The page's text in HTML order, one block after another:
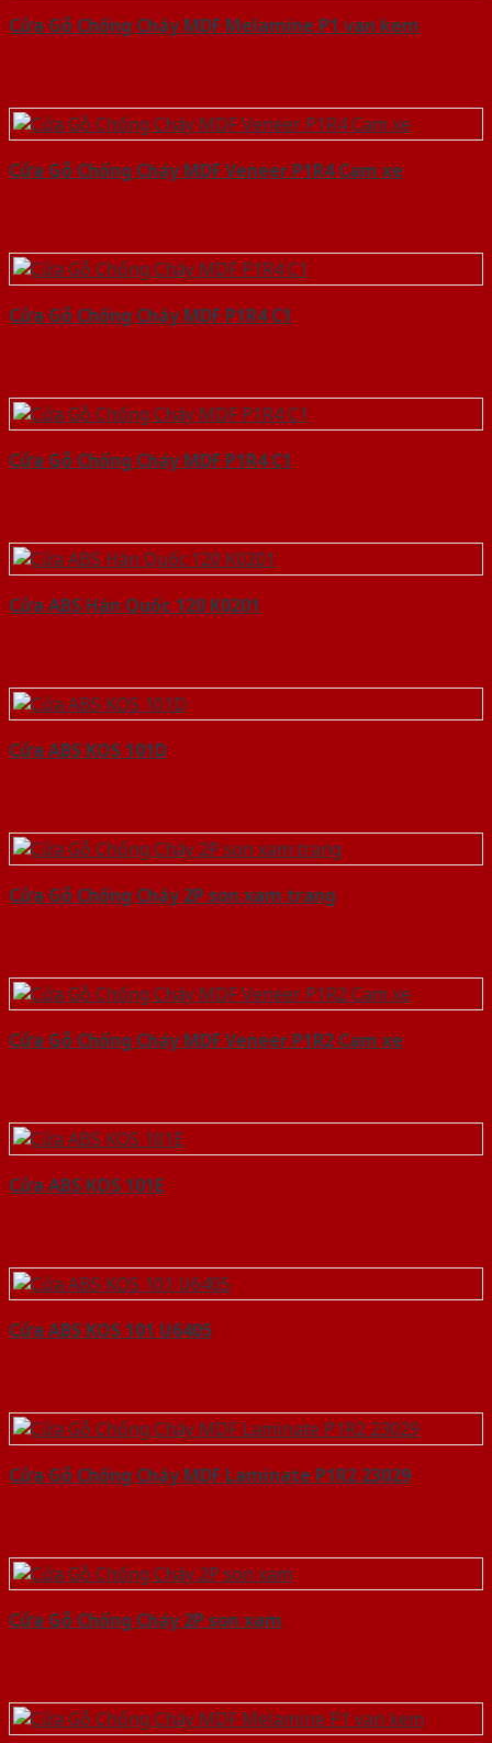
Cửa Gỗ Chống Cháy MDF Melamine P1 van kem
Cửa Gỗ Chống Cháy MDF Veneer P1R4 Cam xe
Cửa Gỗ Chống Cháy MDF P1R4 C1
Cửa Gỗ Chống Cháy MDF P1R4 C1
Cửa ABS Hàn Quốc 120 K0201
Cửa ABS KOS 101D
Cửa Gỗ Chống Cháy 2P son xam trang
Cửa Gỗ Chống Cháy MDF Veneer P1R2 Cam xe
Cửa ABS KOS 101E
Cửa ABS KOS 101 U6405
Cửa Gỗ Chống Cháy MDF Laminate P1R2 23029
Cửa Gỗ Chống Cháy 2P son xam